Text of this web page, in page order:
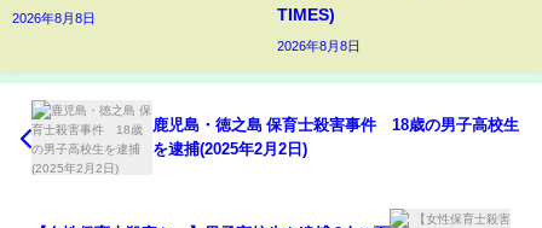
2026年8月8日
TIMES)
2026年8月8日
鹿児島・徳之島 保育士殺害事件 18歳の男子高校生
を逮捕(2025年2月2日)